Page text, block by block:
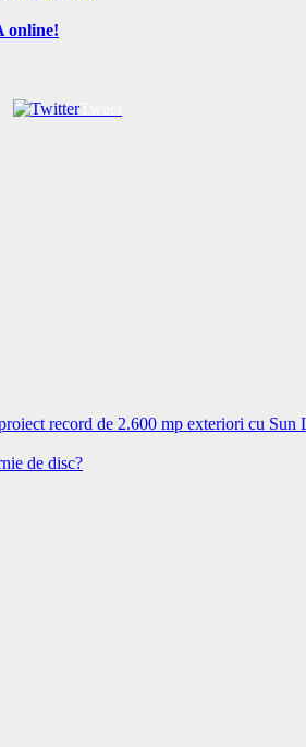
online!
Tweet
record de 2.600 mp exteriori cu Sun
de disc?